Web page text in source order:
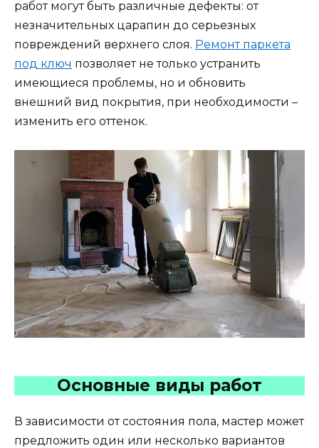
работ могут быть различные дефекты: от
незначительных царапин до серьезных
повреждений верхнего слоя. Ремонт паркета
под ключ позволяет не только устранить
имеющиеся проблемы, но и обновить
внешний вид покрытия, при необходимости –
изменить его оттенок.
Основные виды работ
В зависимости от состояния пола, мастер может
предложить один или несколько вариантов